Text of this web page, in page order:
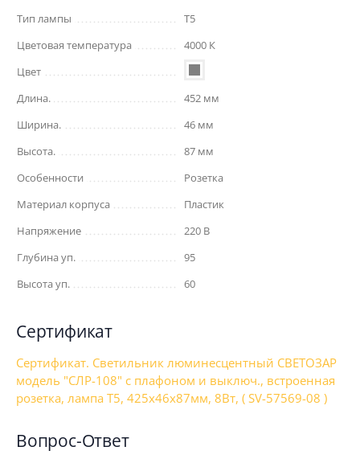
Тип лампы
T5
Цветовая температура
4000 К
Цвет
Длина.
452 мм
Ширина.
46 мм
Высота.
87 мм
Особенности
Розетка
Материал корпуса
Пластик
Напряжение
220 В
Глубина уп.
95
Высота уп.
60
Сертификат
Сертификат. Светильник люминесцентный СВЕТОЗАР
модель "СЛР-108" с плафоном и выключ., встроенная
розетка, лампа Т5, 425x46x87мм, 8Вт, ( SV-57569-08 )
Вопрос-Ответ